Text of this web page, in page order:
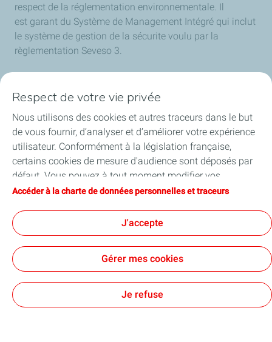
respect de la réglementation environnementale. Il
est garant du Système de Management Intégré qui inclut
le système de gestion de la sécurite voulu par la
règlementation Seveso 3.
Le service Process Safety
Leservice Process Safety (sécurité industrielle)a, à la
fois une mission d’analyse et d’identification des risques
Respect de votre vie privée
Nous utilisons des cookies et autres traceurs dans le but
de vous fournir, d’analyser et d’améliorer votre expérience
utilisateur. Conformément à la législation française,
certains cookies de mesure d'audience sont déposés par
défaut. Vous pouvez à tout moment modifier vos
paramètres de cookies en cliquant sur le bouton « Gérer
vous acceptez le dépôt de l’ensemble des cookies. Dans le
cas où vous cliquez sur « Je refuse », seuls les cookies
techniques nécessaires au bon fonctionnement du site
seront utilisés. Pour plus d’informations, vous pouvez
traceurs ».
Accéder à la charte de données personnelles et traceurs
J'accepte
Gérer mes cookies
Je refuse